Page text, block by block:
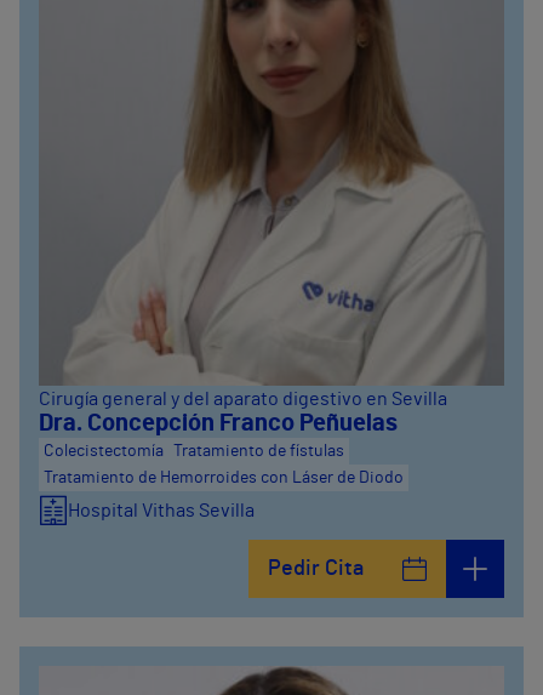
Cirugía general y del aparato digestivo en Sevilla
Dra. Concepción Franco Peñuelas
Colecistectomía
Tratamiento de fístulas
Tratamiento de Hemorroides con Láser de Diodo
Hospital Vithas Sevilla
Pedir Cita